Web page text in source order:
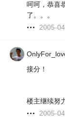
呵呵，恭喜
了。。。
2005-
接分！
楼主继续努
2005-